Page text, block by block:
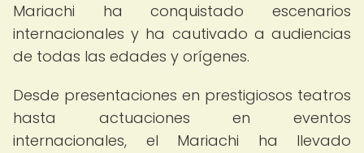
Mariachi ha conquistado escenarios
internacionales y ha cautivado a audiencias
de todas las edades y orígenes.
Desde presentaciones en prestigiosos teatros
hasta actuaciones en eventos
internacionales, el Mariachi ha llevado